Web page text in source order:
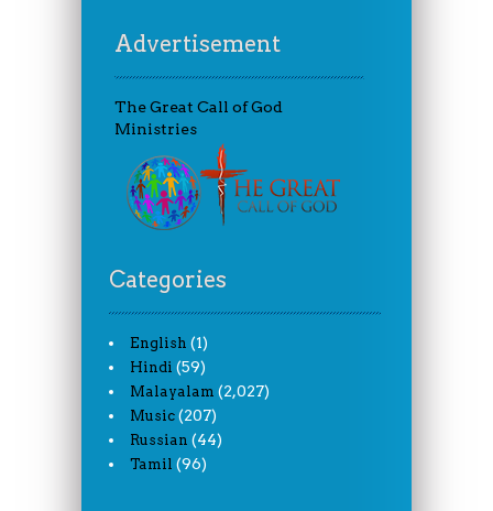
Advertisement
The Great Call of God
Ministries
Categories
English (1)
Hindi (59)
Malayalam (2,027)
Music (207)
Russian (44)
Tamil (96)